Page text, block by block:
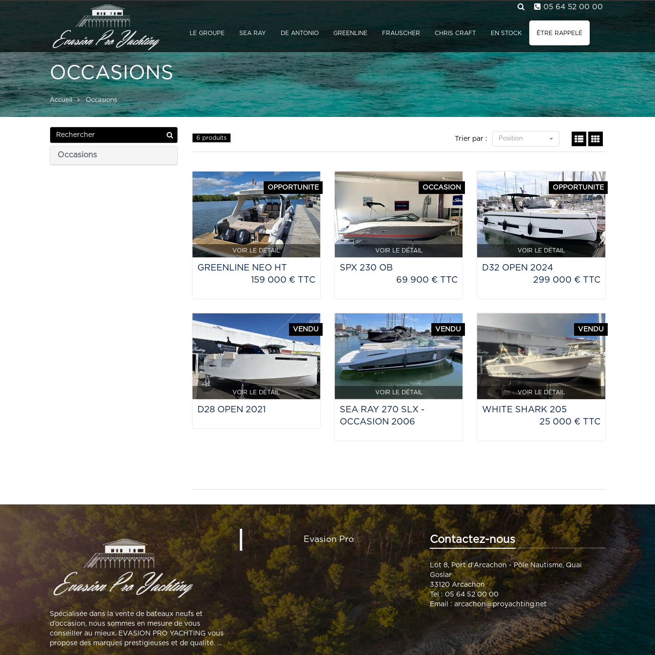
05 64 52 00 00
LE GROUPE SEA RAY DE ANTONIO GREENLINE FRAUSCHER CHRIS CRAFT EN STOCK ÊTRE RAPPELÉ
OCCASIONS
Accueil Occasions
Occasions
6 produits Trier par : Position
VOIR LE DÉTAIL
OPPORTUNITE
GREENLINE NEO HT
159 000 € TTC
VOIR LE DÉTAIL
OCCASION
SPX 230 OB
69 900 € TTC
VOIR LE DÉTAIL
OPPORTUNITE
D32 OPEN 2024
299 000 € TTC
VOIR LE DÉTAIL
VENDU
D28 OPEN 2021
VOIR LE DÉTAIL
VENDU
SEA RAY 270 SLX -
OCCASION 2006
VOIR LE DÉTAIL
VENDU
WHITE SHARK 205
25 000 € TTC
Spécialisée dans la vente de bateaux neufs et
d’occasion, nous sommes en mesure de vous
conseiller au mieux. EVASION PRO YACHTING vous
propose des marques prestigieuses et de qualité. …
Evasion Pro Contactez-nous
Lot 8, Port d'Arcachon - Pôle Nautisme, Quai
Goslar
33120 Arcachon
Tel : 05 64 52 00 00
Email : arcachon@proyachting.net